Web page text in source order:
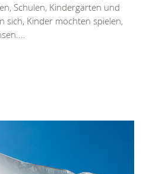
Schulen, Kindergärten und
sich, Kinder möchten spielen,